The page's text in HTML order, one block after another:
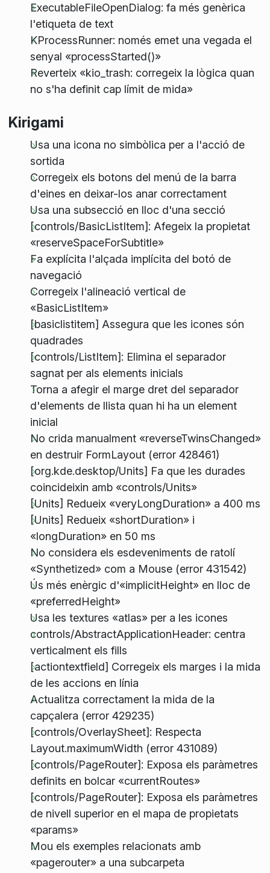
ExecutableFileOpenDialog: fa més genèrica
l'etiqueta de text
KProcessRunner: només emet una vegada el
senyal «processStarted()»
Reverteix «kio_trash: corregeix la lògica quan
no s'ha definit cap límit de mida»
Kirigami
Usa una icona no simbòlica per a l'acció de
sortida
Corregeix els botons del menú de la barra
d'eines en deixar-los anar correctament
Usa una subsecció en lloc d'una secció
[controls/BasicListItem]: Afegeix la propietat
«reserveSpaceForSubtitle»
Fa explícita l'alçada implícita del botó de
navegació
Corregeix l'alineació vertical de
«BasicListItem»
[basiclistitem] Assegura que les icones són
quadrades
[controls/ListItem]: Elimina el separador
sagnat per als elements inicials
Torna a afegir el marge dret del separador
d'elements de llista quan hi ha un element
inicial
No crida manualment «reverseTwinsChanged»
en destruir FormLayout (error 428461)
[org.kde.desktop/Units] Fa que les durades
coincideixin amb «controls/Units»
[Units] Redueix «veryLongDuration» a 400 ms
[Units] Redueix «shortDuration» i
«longDuration» en 50 ms
No considera els esdeveniments de ratolí
«Synthetized» com a Mouse (error 431542)
Ús més enèrgic d'«implicitHeight» en lloc de
«preferredHeight»
Usa les textures «atlas» per a les icones
controls/AbstractApplicationHeader: centra
verticalment els fills
[actiontextfield] Corregeix els marges i la mida
de les accions en línia
Actualitza correctament la mida de la
capçalera (error 429235)
[controls/OverlaySheet]: Respecta
Layout.maximumWidth (error 431089)
[controls/PageRouter]: Exposa els paràmetres
definits en bolcar «currentRoutes»
[controls/PageRouter]: Exposa els paràmetres
de nivell superior en el mapa de propietats
«params»
Mou els exemples relacionats amb
«pagerouter» a una subcarpeta